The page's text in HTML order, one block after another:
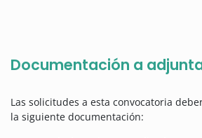
Documentación a
Las solicitudes a esta convocatoria
la siguiente documentación: